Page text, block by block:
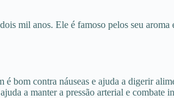
mil anos. Ele é famoso pelos seu
bom contra náuseas e ajuda a digerir
a manter a pressão arterial e combate